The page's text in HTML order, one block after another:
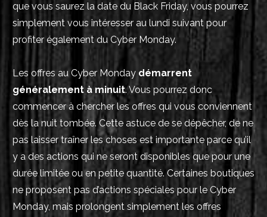
que vous saurez la date du Black Friday, vous pourrez
simplement vous intéresser au lundi suivant pour
profiter également du Cyber Monday.
Les offres au Cyber Monday démarrent
généralement à minuit. Vous pourrez donc
commencer à chercher les offres qui vous conviennent
dès la nuit tombée. Cette astuce de se dépêcher, de ne
pas laisser traîner les choses est importante parce qu’il
y a des actions qui ne seront disponibles que pour une
durée limitée ou en petite quantité. Certaines boutiques
ne proposent pas d’actions spéciales pour le Cyber
Monday, mais prolongent simplement les offres